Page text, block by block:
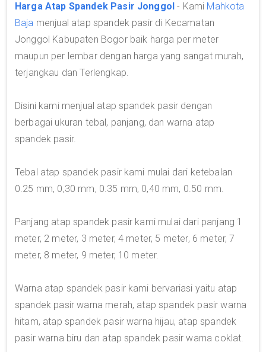
Harga Atap Spandek Pasir Jonggol - Kami Mahkota
Baja menjual atap spandek pasir di Kecamatan
Jonggol Kabupaten Bogor baik harga per meter
maupun per lembar dengan harga yang sangat murah,
terjangkau dan Terlengkap.
Disini kami menjual atap spandek pasir dengan
berbagai ukuran tebal, panjang, dan warna atap
spandek pasir.
Tebal atap spandek pasir kami mulai dari ketebalan
0.25 mm, 0,30 mm, 0.35 mm, 0,40 mm, 0.50 mm.
Panjang atap spandek pasir kami mulai dari panjang 1
meter, 2 meter, 3 meter, 4 meter, 5 meter, 6 meter, 7
meter, 8 meter, 9 meter, 10 meter.
Warna atap spandek pasir kami bervariasi yaitu atap
spandek pasir warna merah, atap spandek pasir warna
hitam, atap spandek pasir warna hijau, atap spandek
pasir warna biru dan atap spandek pasir warna coklat.